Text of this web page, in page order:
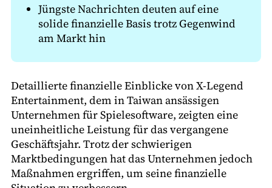
Jüngste Nachrichten deuten auf eine
solide finanzielle Basis trotz Gegenwind
am Markt hin
Detaillierte finanzielle Einblicke von X-Legend
Entertainment, dem in Taiwan ansässigen
Unternehmen für Spielesoftware, zeigten eine
uneinheitliche Leistung für das vergangene
Geschäftsjahr. Trotz der schwierigen
Marktbedingungen hat das Unternehmen jedoch
Maßnahmen ergriffen, um seine finanzielle